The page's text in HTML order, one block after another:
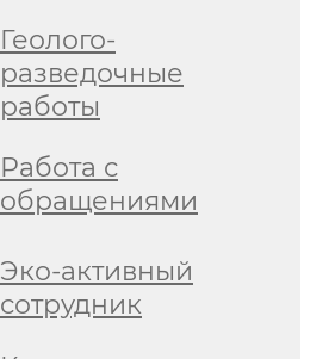
Геолого-
разведочные
работы
Работа с
обращениями
Эко-активный
сотрудник